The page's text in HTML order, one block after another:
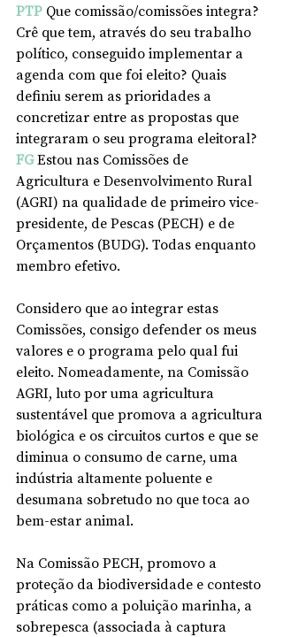
PTP Que comissão/comissões integra?
Crê que tem, através do seu trabalho
político, conseguido implementar a
agenda com que foi eleito? Quais
definiu serem as prioridades a
concretizar entre as propostas que
integraram o seu programa eleitoral?
FGEstou nas Comissões de
Agricultura e Desenvolvimento Rural
(AGRI) na qualidade de primeiro vice-
presidente, de Pescas (PECH) e de
Orçamentos (BUDG). Todas enquanto
membro efetivo.
Considero que ao integrar estas
Comissões, consigo defender os meus
valores e o programa pelo qual fui
eleito. Nomeadamente, na Comissão
AGRI, luto por uma agricultura
sustentável que promova a agricultura
biológica e os circuitos curtos e que se
diminua o consumo de carne, uma
indústria altamente poluente e
desumana sobretudo no que toca ao
bem-estar animal.
Na Comissão PECH, promovo a
proteção da biodiversidade e contesto
práticas como a poluição marinha, a
sobrepesca (associada à captura